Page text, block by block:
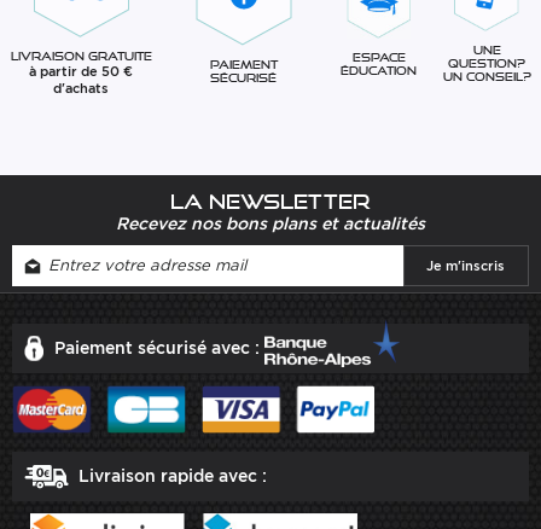
Livraison gratuite
à partir de 50 €
d'achats
Paiement
sécurisé
Espace
éducation
Une
question?
Un conseil?
La newsletter
Recevez nos bons plans et actualités
Paiement sécurisé avec :
Livraison rapide avec :